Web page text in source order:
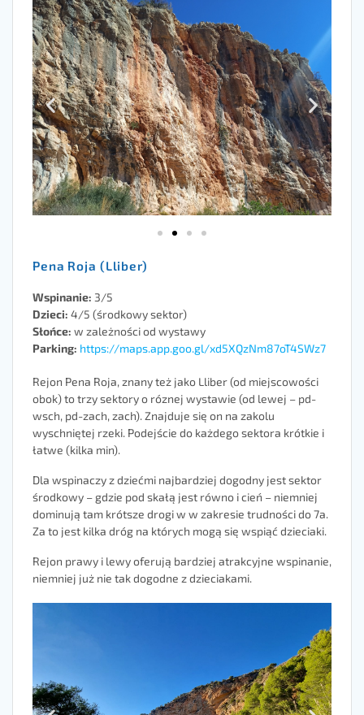
Pena Roja (Lliber)
Wspinanie: 3/5
Dzieci: 4/5 (środkowy sektor)
Słońce: w zależności od wystawy
Parking: https://maps.app.goo.gl/xd5XQzNm87oT4SWz7
Rejon Pena Roja, znany też jako Lliber (od miejscowości
obok) to trzy sektory o róznej wystawie (od lewej – pd-
wsch, pd-zach, zach). Znajduje się on na zakolu
wyschniętej rzeki. Podejście do każdego sektora krótkie i
łatwe (kilka min).
Dla wspinaczy z dziećmi najbardziej dogodny jest sektor
środkowy – gdzie pod skałą jest równo i cień – niemniej
dominują tam krótsze drogi w w zakresie trudności do 7a.
Za to jest kilka dróg na których mogą się wspiąć dzieciaki.
Rejon prawy i lewy oferują bardziej atrakcyjne wspinanie,
niemniej już nie tak dogodne z dzieciakami.